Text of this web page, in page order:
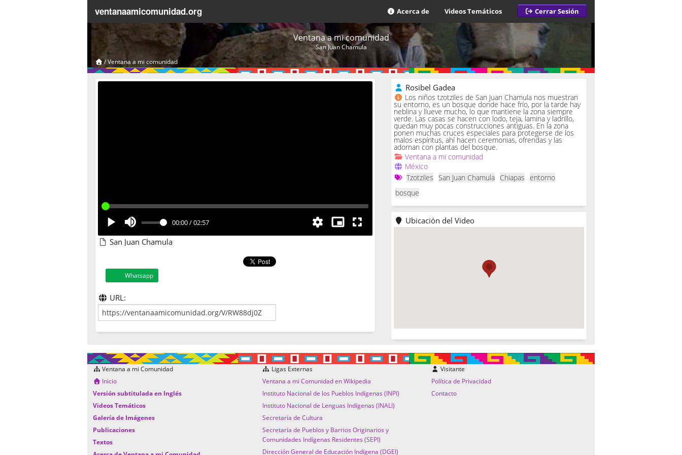
ventanaamicomunidad.org Acerca de Videos Temáticos Cerrar Sesión
Ventana a mi comunidad
San Juan Chamula
/Ventana a mi comunidad
00:00/02:57
San Juan Chamula
Whatsapp
URL:
Rosibel Gadea
Los niños tzotziles de San Juan Chamula nos muestran
su entorno, es un bosque donde hace frío, por la tarde hay
neblina y llueve mucho, lo que mantiene la zona siempre
verde. Las casas se hacen con lodo, teja, lamina y ladrillo,
quedan muy pocas construcciones antiguas. En la zona
ponen muchas cruces especiales para protegerse de los
malos espíritus, ahí hacen ceremonias, ofrendas y las
adornan con plantas del bosque.
Ventana a mi comunidad
México
Tzotziles San Juan Chamula Chiapas entorno
bosque
Ubicación del Video
Ventana a mi Comunidad
Inicio
Versión subtitulada en Inglés
Videos Temáticos
Galería de Imágenes
Publicaciones
Textos
Ligas Externas
Ventana a mi Comunidad en Wikipedia
Instituto Nacional de los Pueblos Indígenas (INPI)
Instituto Nacional de Lenguas Indígenas (INALI)
Secretaría de Cultura
Secretaría de Pueblos y Barrios Originarios y
Comunidades Indígenas Residentes (SEPI)
Dirección General de Educación Indígena (DGEI)
Visitante
Política de Privacidad
Contacto